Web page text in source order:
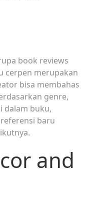
book reviews
cerpen merupakan
bisa membahas
genre,
dalam buku,
baru
and